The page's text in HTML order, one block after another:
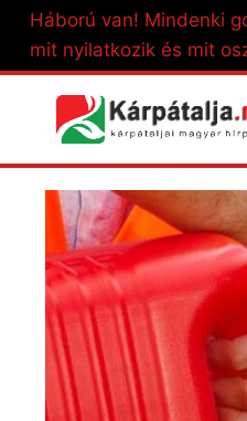
Skip
content
Háború van! Mindenki
mit nyilatkozik és mit